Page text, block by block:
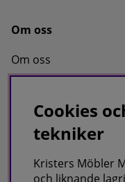
Om oss
Om oss
Kontakta oss
KRISTERS MÖBLER
Postadress:
GÅRDSJÖ 41, 686 96
Cookies
tekniker
Kristers Möbler
och liknande